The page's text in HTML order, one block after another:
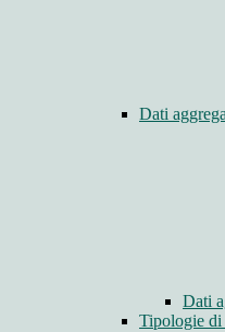
Dati
Dati
Tipologie di